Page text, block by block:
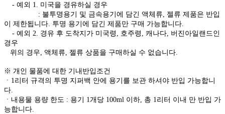
- 예외 1. 미국을 경유하실 경우
: 불투명용기 및 금속용기에 담긴 액체류, 젤류 제품은 반입
이 제한됩니다. 투명 용기에 담긴 제품만 구매 가능합니다.
- 예외 2. 경유 후 도착지가 미국령, 호주령, 캐나다, 버진아일랜드인
경우
위의 경우, 액체류, 젤류 상품을 구매하실 수 없습니다.
※ 개인 물품에 대한 기내반입조건
ㆍ1리터 규격의 투명 지퍼백 안에 용기를 보관 하셔야 반입 가능합니
다.
ㆍ내용물 용량 한도 : 용기 1개당 100ml 이하, 총 1리터 이내 만 반입 가
능합니다.